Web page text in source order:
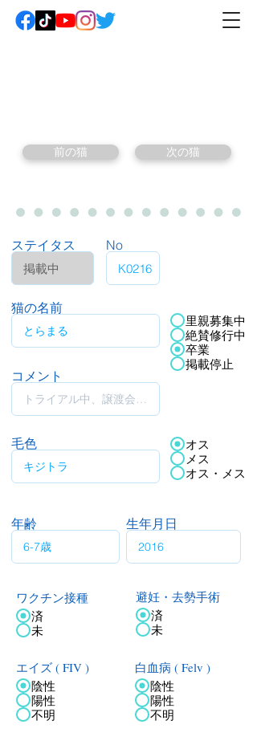
前の猫 次の猫
ステイタス No
猫の名前
コメント
里親募集中
絶賛修行中
卒業
掲載停止
毛色
オス
メス
オス・メス
年齢 生年月日
ワクチン接種
済
未
エイズ ( FIV )
陰性
陽性
不明
避妊・去勢手術
済
未
白血病 ( Felv )
陰性
陽性
不明